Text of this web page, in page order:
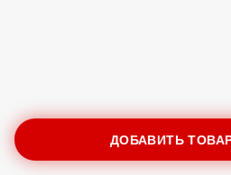
ДОБАВИТЬ